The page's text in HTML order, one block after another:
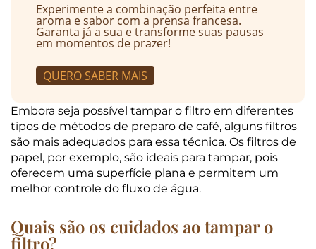
Experimente a combinação perfeita entre
aroma e sabor com a prensa francesa.
Garanta já a sua e transforme suas pausas
em momentos de prazer!
QUERO SABER MAIS
Embora seja possível tampar o filtro em diferentes
tipos de métodos de preparo de café, alguns filtros
são mais adequados para essa técnica. Os filtros de
papel, por exemplo, são ideais para tampar, pois
oferecem uma superfície plana e permitem um
melhor controle do fluxo de água.
Quais são os cuidados ao tampar o
filtro?